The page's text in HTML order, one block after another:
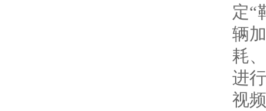
定“
辆
耗
进
视